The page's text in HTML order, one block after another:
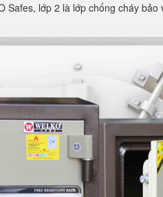
lớp 2 là lớp chống cháy bảo